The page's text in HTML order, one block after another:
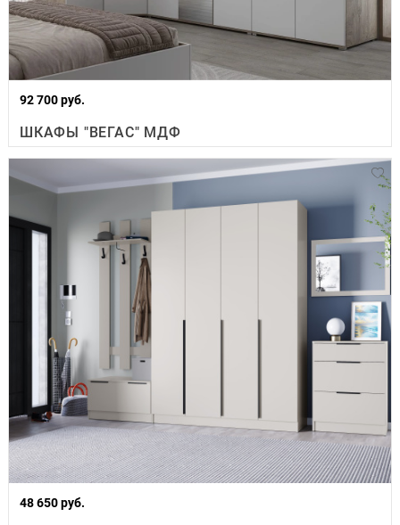
92 700 руб.
ШКАФЫ "ВЕГАС" МДФ
48 650 руб.